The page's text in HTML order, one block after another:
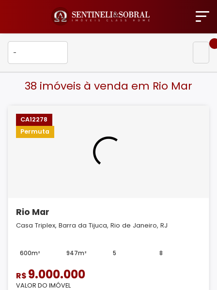
38 imóveis à venda em Rio Mar
CA12278
Permuta
Rio Mar
Casa Triplex, Barra da Tijuca, Rio de Janeiro, RJ
600m² 947m² 5 8
R$ 9.000.000
VALOR DO IMÓVEL